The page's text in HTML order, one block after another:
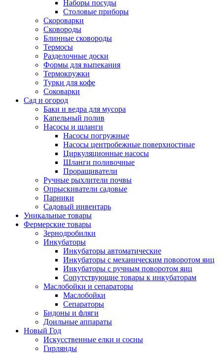
Наборы посуды
Столовые приборы
Скороварки
Сковороды
Блинные сковороды
Термосы
Разделочные доски
Формы для выпекания
Термокружки
Турки для кофе
Соковарки
Сад и огород
Баки и ведра для мусора
Капельный полив
Насосы и шланги
Насосы погружные
Насосы центробежные поверхностные
Циркуляционные насосы
Шланги поливочные
Проращиватели
Ручные рыхлители почвы
Опрыскиватели садовые
Парники
Садовый инвентарь
Уникальные товары
Фермерские товары
Зернодробилки
Инкубаторы
Инкубаторы автоматические
Инкубаторы с механическим поворотом яиц
Инкубаторы с ручным поворотом яиц
Сопутствующие товары к инкубаторам
Маслобойки и сепараторы
Маслобойки
Сепараторы
Бидоны и фляги
Доильные аппараты
Новый Год
Искусственные елки и сосны
Гирлянды